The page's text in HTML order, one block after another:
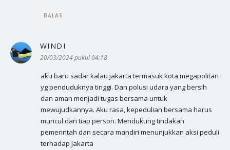
BALAS
WINDI
20/03/2024 pukul 04:18
aku baru sadar kalau jakarta termasuk kota megapolitan
yg penduduknya tinggi. Dan polusi udara yang bersih
dan aman menjadi tugas bersama untuk
mewujudkannya. Aku rasa, kepedulian bersama harus
muncul dari tiap person. Mendukung tindakan
pemerintah dan secara mandiri menunjukkan aksi peduli
terhadap Jakarta